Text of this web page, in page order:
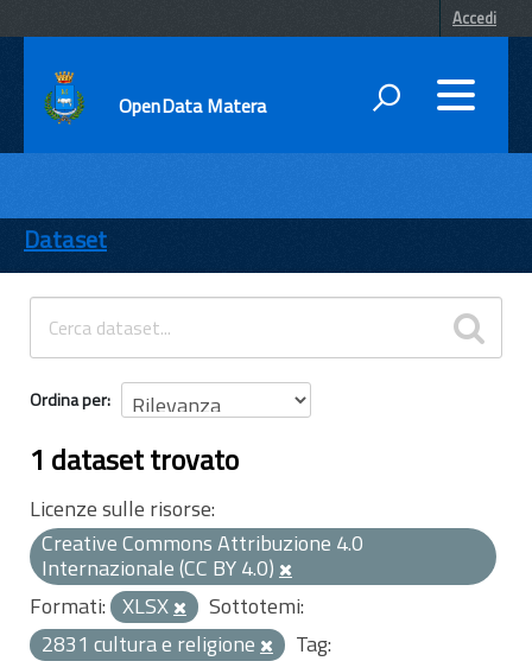
Accedi
OpenData Matera
ENTI
TEMI
INFORMAZIONI
Dataset
Ordina per
1 dataset trovato
Licenze sulle risorse:
Creative Commons Attribuzione 4.0
Internazionale (CC BY 4.0)
Formati: XLSX
Sottotemi:
2831 cultura e religione
Tag: